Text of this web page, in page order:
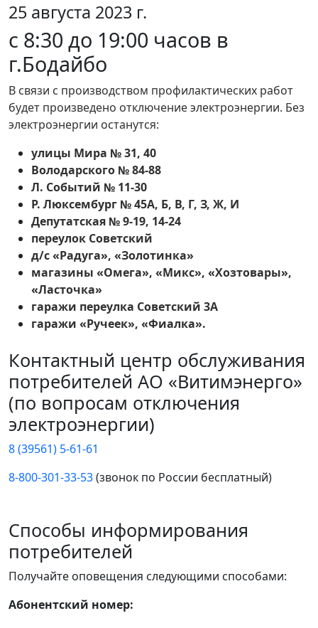
25 августа 2023 г.
с 8:30 до 19:00 часов в
г.Бодайбо
В связи с производством профилактических работ
будет произведено отключение электроэнергии. Без
электроэнергии останутся:
улицы Мира № 31, 40
Володарского № 84-88
Л. Событий № 11-30
Р. Люксембург № 45А, Б, В, Г, З, Ж, И
Депутатская № 9-19, 14-24
переулок Советский
д/с «Радуга», «Золотинка»
магазины «Омега», «Микс», «Хозтовары»,
«Ласточка»
гаражи переулка Советский 3А
гаражи «Ручеек», «Фиалка».
Контактный центр обслуживания
потребителей АО «Витимэнерго»
(по вопросам отключения
электроэнергии)
8 (39561) 5-61-61
8-800-301-33-53(звонок по России бесплатный)
Способы информирования
потребителей
Получайте оповещения следующими способами:
Абонентский номер: